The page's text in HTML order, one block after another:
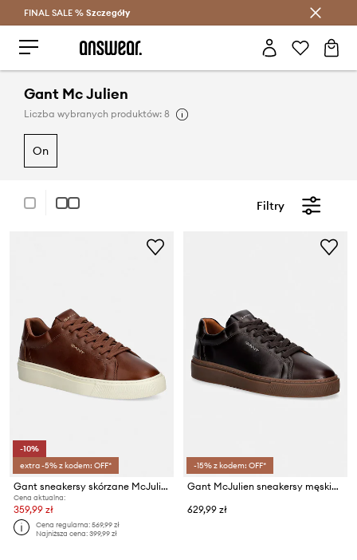
Oszczędzaj z Answear Club >
FINAL SALE % Szczegóły
Gant Mc Julien
Liczba wybranych produktów: 8
on
Filtry
-10%
extra -5% z kodem: OFF*
Gant sneakersy skórzane McJulien
Cena aktualna:
359,99 zł
Cena regularna:569,99 zł
Najniższa cena:399,99 zł
-15% z kodem: OFF*
Gant McJulien sneakersy męskie skórzane
629,99 zł